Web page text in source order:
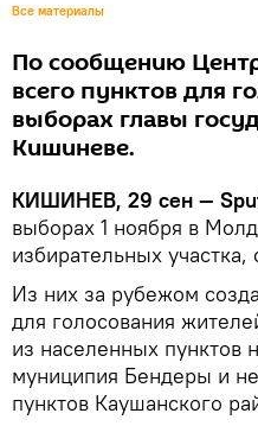
Все материалы
По сообщению
всего пунктов для
выборах главы
Кишиневе.
КИШИНЕВ, 29 сен —
выборах 1 ноября в
избирательных
Из них за рубежом
для голосования
из населенных пунктов
муниципия Бендеры и
пунктов Каушанского